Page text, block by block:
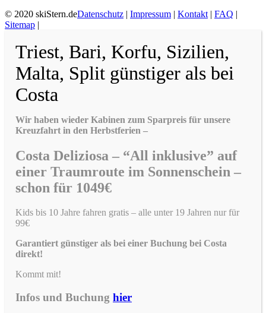
© 2020 skiStern.deDatenschutz | Impressum | Kontakt | FAQ |
Sitemap |
Triest, Bari, Korfu, Sizilien,
Malta, Split günstiger als bei
Costa
Wir haben wieder Kabinen zum Sparpreis für unsere
Kreuzfahrt in den Herbstferien –
Costa Deliziosa – “All inklusive” auf
einer Traumroute im Sonnenschein –
schon für 1049€
Kids bis 10 Jahre fahren gratis – alle unter 19 Jahren nur für
99€
Garantiert günstiger als bei einer Buchung bei Costa
direkt!
Kommt mit!
Infos und Buchung hier